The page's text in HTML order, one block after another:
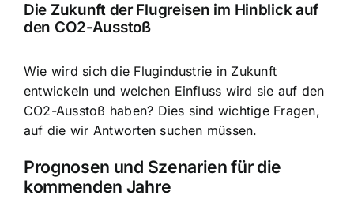
Die Zukunft der Flugreisen im Hinblick auf
den CO2-Ausstoß
Wie wird sich die Flugindustrie in Zukunft
entwickeln und welchen Einfluss wird sie auf den
CO2-Ausstoß haben? Dies sind wichtige Fragen,
auf die wir Antworten suchen müssen.
Prognosen und Szenarien für die
kommenden Jahre